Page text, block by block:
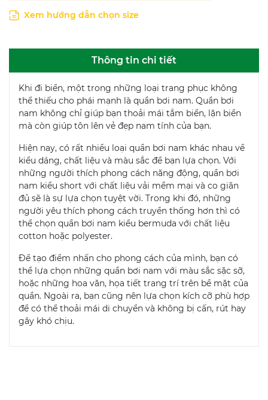
Xem hướng dẫn chọn size
Thông tin chi tiết
Khi đi biển, một trong những loại trang phục không
thể thiếu cho phái mạnh là quần bơi nam. Quần bơi
nam không chỉ giúp bạn thoải mái tắm biển, lặn biển
mà còn giúp tôn lên vẻ đẹp nam tính của bạn.
Hiện nay, có rất nhiều loại quần bơi nam khác nhau về
kiểu dáng, chất liệu và màu sắc để bạn lựa chọn. Với
những người thích phong cách năng động, quần bơi
nam kiểu short với chất liệu vải mềm mại và co giãn
đủ sẽ là sự lựa chọn tuyệt vời. Trong khi đó, những
người yêu thích phong cách truyền thống hơn thì có
thể chọn quần bơi nam kiểu bermuda với chất liệu
cotton hoặc polyester.
Để tạo điểm nhấn cho phong cách của mình, bạn có
thể lựa chọn những quần bơi nam với màu sắc sặc sỡ,
hoặc những hoa văn, họa tiết trang trí trên bề mặt của
quần. Ngoài ra, bạn cũng nên lựa chọn kích cỡ phù hợp
để có thể thoải mái di chuyển và không bị cấn, rút hay
gây khó chịu.